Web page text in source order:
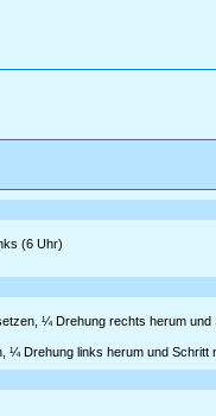
(6 Uhr)
¼ Drehung rechts herum
Drehung links herum und Schritt